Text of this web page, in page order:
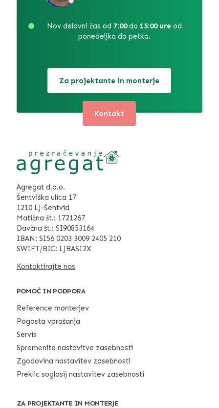
Nov delovni čas od 7:00do 15:00 ure od
ponedeljka do petka.
Za projektante in monterje
Kontakt
Agregat d.o.o.
Šentviška ulica 17
1210 LJ-Šentvid
Matična št.: 1721267
Davčna št.: SI90853164
IBAN: SI56 0203 3009 2405 210
SWIFT/BIC: LJBASI2X
Kontaktirajte nas
POMOČ IN PODPORA
Reference monterjev
Pogosta vprašanja
Servis
Spremenite nastavitve zasebnosti
Zgodovina nastavitev zasebnosti
Preklic soglasij nastavitev zasebnosti
ZA PROJEKTANTE IN MONTERJE